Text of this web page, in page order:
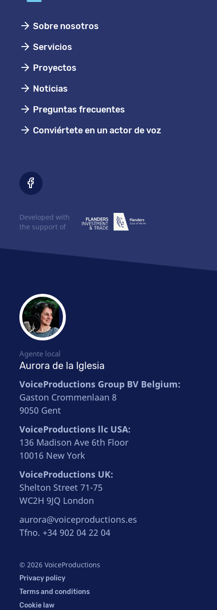
Sobre nosotros
Servicios
Proyectos
Noticias
Preguntas frecuentes
Conviértete en un actor de voz
Agente local
Aurora de la Iglesia
VoiceProductions Group BV Belgium:
Gaston Crommenlaan 8
9050 Gent
VoiceProductions llc USA:
136 Madison Ave 6th Floor
10016 New York
VoiceProductions UK:
Shelton Street 71-75
WC2H 9JQ London
aurora@voiceproductions.es
Tfno. +34 902 04 22 04
© 2026 VoiceProductions
Privacy policy
Terms and conditions
Cookie law
Developed with
the support of